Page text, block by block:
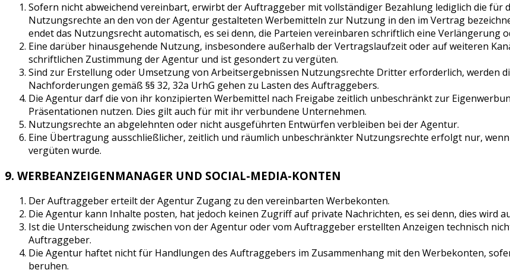
Sofern nicht abweichend vereinbart, erwirbt der Auftraggeber mit vollständiger Bezahlung lediglich die
Nutzungsrechte an den von der Agentur gestalteten Werbemitteln zur Nutzung in den im Vertrag
endet das Nutzungsrecht automatisch, es sei denn, die Parteien vereinbaren schriftlich eine Verlängerung
Eine darüber hinausgehende Nutzung, insbesondere außerhalb der Vertragslaufzeit oder auf weiteren
schriftlichen Zustimmung der Agentur und ist gesondert zu vergüten.
Sind zur Erstellung oder Umsetzung von Arbeitsergebnissen Nutzungsrechte Dritter erforderlich, werden
Nachforderungen gemäß §§ 32, 32a UrhG gehen zu Lasten des Auftraggebers.
Die Agentur darf die von ihr konzipierten Werbemittel nach Freigabe zeitlich unbeschränkt zur
Präsentationen nutzen. Dies gilt auch für mit ihr verbundene Unternehmen.
Nutzungsrechte an abgelehnten oder nicht ausgeführten Entwürfen verbleiben bei der Agentur.
Eine Übertragung ausschließlicher, zeitlich und räumlich unbeschränkter Nutzungsrechte erfolgt nur,
vergüten wurde.
9. WERBEANZEIGENMANAGER UND SOCIAL-MEDIA-KONTEN
Der Auftraggeber erteilt der Agentur Zugang zu den vereinbarten Werbekonten.
Die Agentur kann Inhalte posten, hat jedoch keinen Zugriff auf private Nachrichten, es sei denn, dies wird
Ist die Unterscheidung zwischen von der Agentur oder vom Auftraggeber erstellten Anzeigen technisch
Auftraggeber.
Die Agentur haftet nicht für Handlungen des Auftraggebers im Zusammenhang mit den Werbekonten,
beruhen.